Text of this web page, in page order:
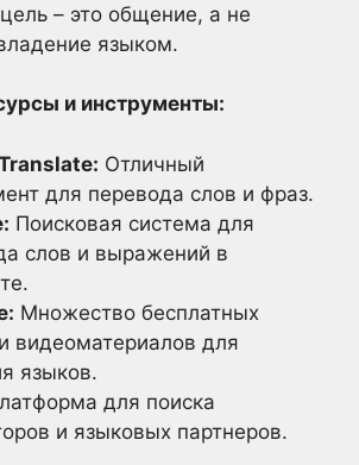
– это общение, а не
языком.
и инструменты:
Отличный
для перевода слов и фраз.
Поисковая система для
слов и выражений в
Множество бесплатных
видеоматериалов для
языков.
для поиска
и языковых партнеров.